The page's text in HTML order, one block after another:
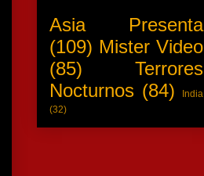
Asia Presenta
(109) Mister Video
(85)
Terrores
Nocturnos (84)
India
(32)